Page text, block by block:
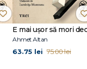
Ahmet Altan
63.75 lei 75.00 lei